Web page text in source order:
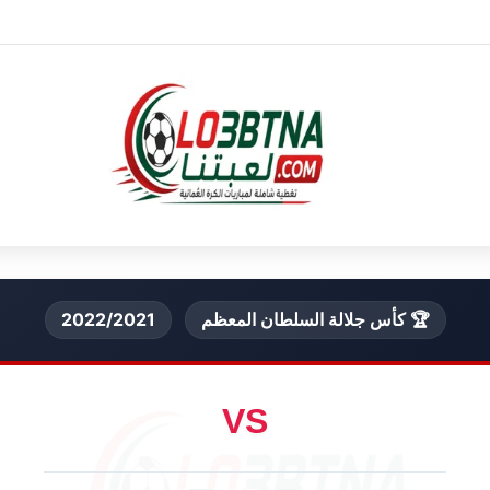
🏆 كأس جلالة السلطان المعظم 2022/2021
VS